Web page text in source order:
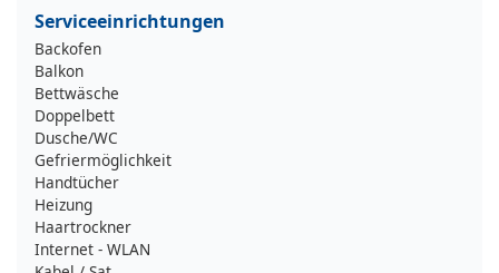
Serviceeinrichtungen
Backofen
Balkon
Bettwäsche
Doppelbett
Dusche/WC
Gefriermöglichkeit
Handtücher
Heizung
Haartrockner
Internet - WLAN